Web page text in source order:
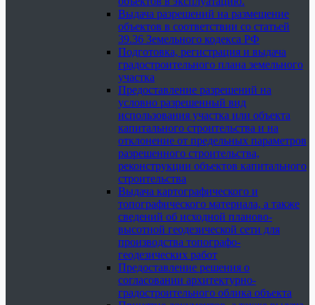
Выдача разрешений на размещение
объектов в соответствии со статьей
39.36 Земельного кодекса РФ
Подготовка, регистрация и выдача
градостроительного плана земельного
участка
Предоставление разрешений на
условно разрешенный вид
использования участка или объекта
капитального строительства и на
отклонение от предельных параметров
разрешенного строительства,
реконструкции объектов капитального
строительства
Выдача картографического и
топографического материала, а также
сведений об исходной планово-
высотной геодезической сети для
производства топографо-
геодезических работ
Предоставление решения о
согласовании архитектурно-
градостроительного облика объекта